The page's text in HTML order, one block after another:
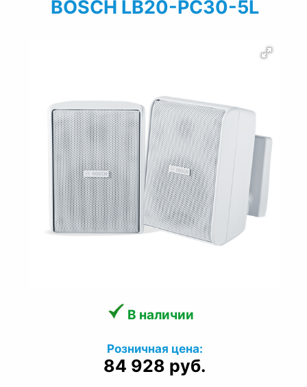
BOSCH LB20-PC30-5L
В наличии
Розничная цена:
84 928 руб.